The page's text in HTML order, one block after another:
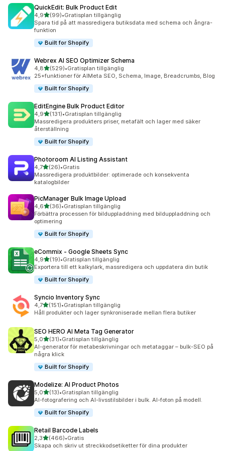
QuickEdit: Bulk Product Edit
4,9av 5 stjärnor
(99)
99 recensioner totalt
•Gratisplan tillgänglig
Spara tid på att massredigera butiksdata med schema och ångra-
funktion
Built for Shopify
Webrex AI SEO Optimizer Schema
4,8av 5 stjärnor
(529)
529 recensioner totalt
•Gratisplan tillgänglig
25+funktioner för AIMeta SEO, Schema, Image, Breadcrumbs, Blog
Built for Shopify
EditEngine Bulk Product Editor
4,9av 5 stjärnor
(131)
131 recensioner totalt
•Gratisplan tillgänglig
Massredigera produkters priser, metafält och lager med säker
återställning
Built for Shopify
Photoroom AI Listing Assistant
4,7av 5 stjärnor
(26)
26 recensioner totalt
•Gratis
Massredigera produktbilder: optimerade och konsekventa
katalogbilder
PicManager Bulk Image Upload
4,6av 5 stjärnor
(36)
36 recensioner totalt
•Gratisplan tillgänglig
Förbättra processen för bilduppladdning med bilduppladdning och
optimering
Built for Shopify
eCommix ‑ Google Sheets Sync
4,9av 5 stjärnor
(19)
19 recensioner totalt
•Gratisplan tillgänglig
Exportera till ett kalkylark, massredigera och uppdatera din butik
Built for Shopify
Syncio Inventory Sync
4,7av 5 stjärnor
(151)
151 recensioner totalt
•Gratisplan tillgänglig
Håll produkter och lager synkroniserade mellan flera butiker
SEO HERO AI Meta Tag Generator
5,0av 5 stjärnor
(31)
31 recensioner totalt
•Gratisplan tillgänglig
AI-generator för metabeskrivningar och metataggar – bulk-SEO på
några klick
Built for Shopify
Modelize: AI Product Photos
5,0av 5 stjärnor
(13)
13 recensioner totalt
•Gratisplan tillgänglig
AI-fotografering och AI-livsstilsbilder i bulk. AI-foton på modell.
Built for Shopify
Retail Barcode Labels
2,3av 5 stjärnor
(466)
466 recensioner totalt
•Gratis
Skapa och skriv ut streckkodsetiketter för dina produkter